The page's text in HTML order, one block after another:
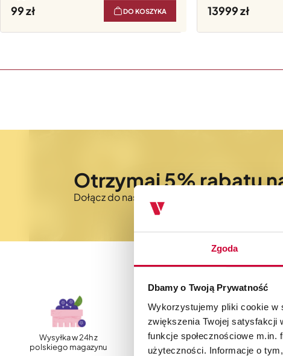
Zgoda
Dbamy o Twoją Prywatność
Wykorzystujemy pliki cookie w
zwiększenia Twojej satysfakcji
funkcje społecznościowe
użyteczności. Informacje o
99 DO KOSZYKA 13999
Otrzymaj 5% rabatu
Dołącz do naszego newslettera i bądź na
Wysyłka w 24h z
polskiego magazynu
Szybka, darmowa
dostawa